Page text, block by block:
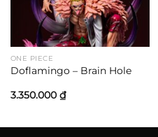
ONE PIECE
Doflamingo – Brain Hole
3.350.000 ₫